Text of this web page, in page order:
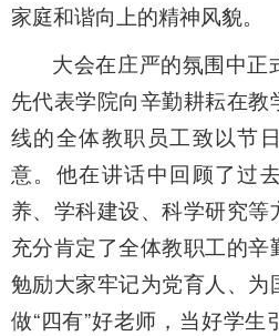
家庭和谐向上的精神风貌。
大会在庄严的氛围中
先代表学院向辛勤耕耘在
线的全体教职员工致以节
意。他在讲话中回顾了过
养、学科建设、科学研究等
充分肯定了全体教职工的
勉励大家牢记为党育人、
做“四有”好老师，当好学